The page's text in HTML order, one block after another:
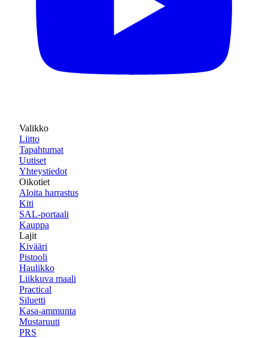
Valikko
Liitto
Tapahtumat
Uutiset
Yhteystiedot
Oikotiet
Aloita harrastus
Kiti
SAL-portaali
Kauppa
Lajit
Kivääri
Pistooli
Haulikko
Liikkuva maali
Practical
Siluetti
Kasa-ammunta
Mustaruuti
PRS